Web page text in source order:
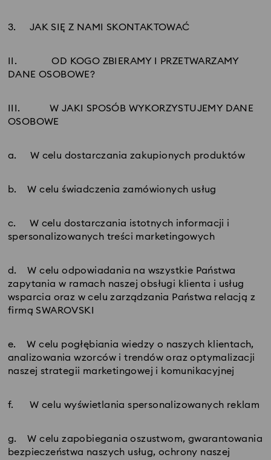
3. JAK SIĘ Z NAMI SKONTAKTOWAĆ
II. OD KOGO ZBIERAMY I PRZETWARZAMY
DANE OSOBOWE?
III.
W JAKI SPOSÓB WYKORZYSTUJEMY DANE
OSOBOWE
a. W celu dostarczania zakupionych produktów
b. W celu świadczenia zamówionych usług
c. W celu dostarczania istotnych informacji i
spersonalizowanych treści marketingowych
d. W celu odpowiadania na wszystkie Państwa
zapytania w ramach naszej obsługi klienta i usług
wsparcia oraz w celu zarządzania Państwa relacją z
firmą SWAROVSKI
e. W celu pogłębiania wiedzy o naszych klientach,
analizowania wzorców i trendów oraz optymalizacji
naszej strategii marketingowej i komunikacyjnej
f. W celu wyświetlania spersonalizowanych reklam
g. W celu zapobiegania oszustwom, gwarantowania
bezpieczeństwa naszych usług, ochrony naszej